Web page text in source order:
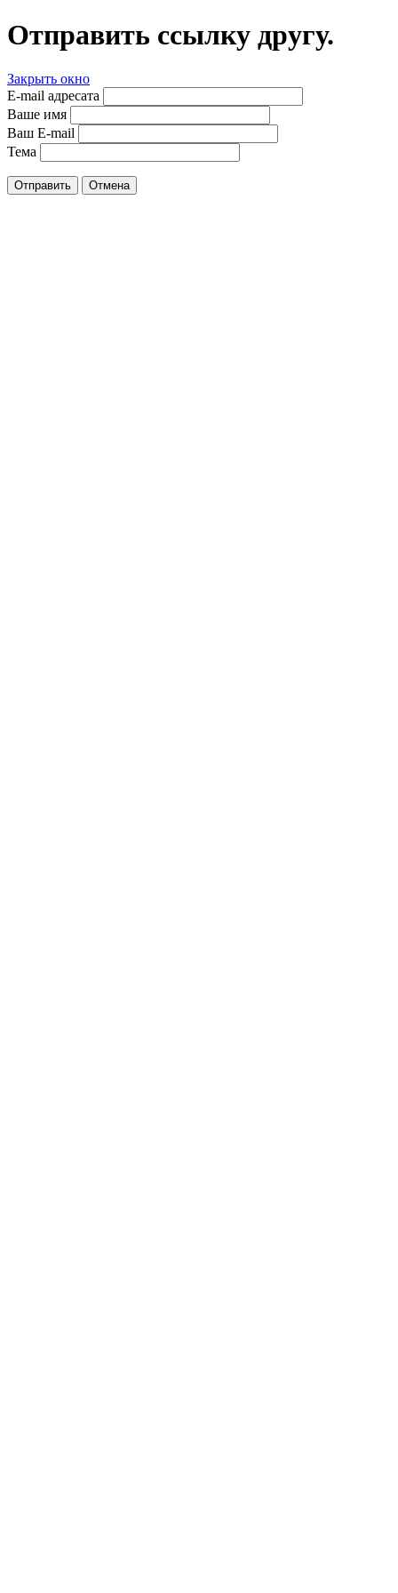
Отправить ссылку другу.
Закрыть окно
E-mail адресата
Ваше имя
Ваш E-mail
Тема
Отправить Отмена